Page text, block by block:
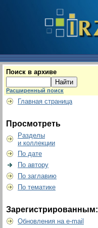
Поиск в архиве
Расширенный поиск
Главная страница
Просмотреть
Разделы
и коллекции
По дате
По автору
По заглавию
По тематике
Зарегистрированным:
Обновления на e-mail